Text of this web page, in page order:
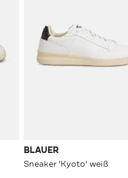
BLAUER
Sneaker 'Kyoto' weiß